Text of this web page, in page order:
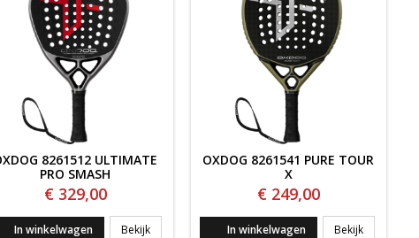
Ultimate Pro
8261512 ULTIMATE
PRO SMASH
€ 329,00
In winkelwagen BekijkOxdog 8261512 Ultimate Pro Smash
OXDOG 8261541 PURE TOUR
X
€ 249,00
In winkelwagen BekijkOxdog